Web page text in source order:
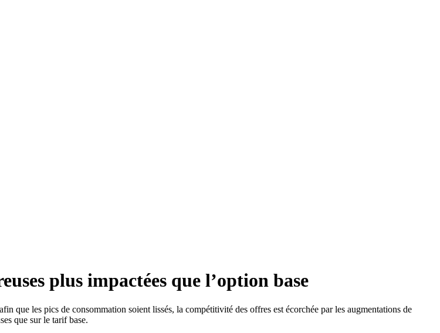
plus impactées que l’option base
que les pics de consommation soient lissés, la compétitivité des offres est écorchée par les augmentations de
que sur le tarif base.